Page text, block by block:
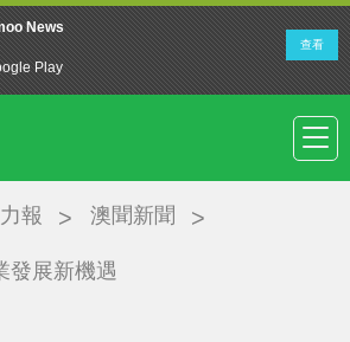
報 澳聞新聞
發展新機遇